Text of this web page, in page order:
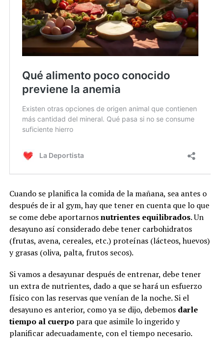
Cuando se planifica la comida de la mañana, sea antes o
después de ir al gym, hay que tener en cuenta que lo que
se come debe aportarnosnutrientes equilibrados. Un
desayuno así considerado debe tener carbohidratos
(frutas, avena, cereales, etc.) proteínas (lácteos, huevos)
y grasas (oliva, palta, frutos secos).
Si vamos a desayunar después de entrenar, debe tener
un extra de nutrientes, dado a que se hará un esfuerzo
físico con las reservas que venían de la noche. Si el
desayuno es anterior, como ya se dijo, debemos darle
tiempo al cuerpopara que asimile lo ingerido y
planificar adecuadamente, con el tiempo necesario.